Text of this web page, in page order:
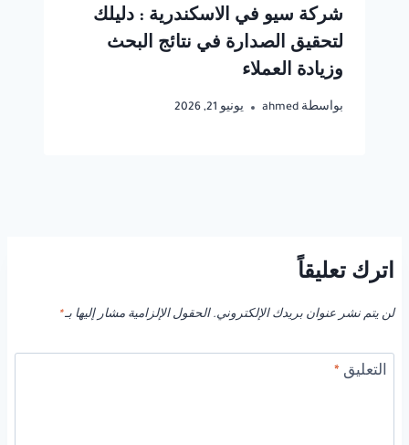
شركة سيو في الاسكندرية : دليلك
لتحقيق الصدارة في نتائج البحث
وزيادة العملاء
بواسطة ahmed يونيو 21, 2026
اترك تعليقاً
لن يتم نشر عنوان بريدك الإلكتروني. الحقول الإلزامية مشار إليها بـ*
التعليق*